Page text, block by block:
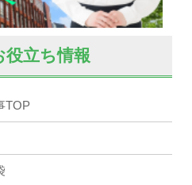
役立ち情報
TOP